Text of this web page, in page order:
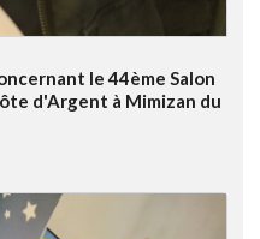
le 44ème Salon
d'Argent à Mimizan du